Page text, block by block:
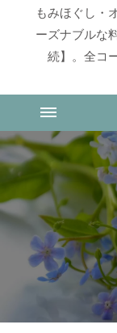
もみほぐし・
ーズナブルな
続】。全コ